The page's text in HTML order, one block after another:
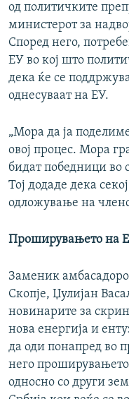
од политичките
министерот за
Според него,
ЕУ во кој што
дека ќе се
однесуваат на ЕУ.
„Мора да ја
овој процес. Мора
бидат победници во
Тој додаде дека
одложување на
Проширувањето на
Заменик
Скопје, Џулијан
новинарите за
нова енергија и
да оди понапред во
него проширувањето
односно со други